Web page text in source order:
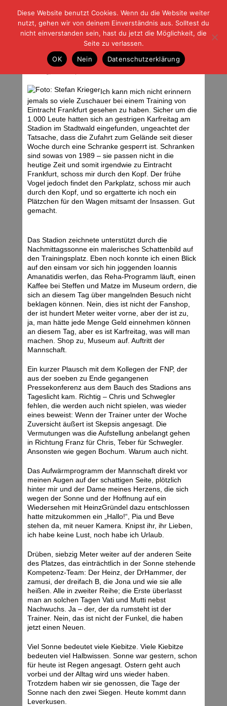
| | |BLOG-GFußball und der Rest
HOME|REGELN|IMPRESSUM |DATENSCHUTZ
03.04.10 Eintracht Frankfurt – Bayer
Leverkusen
Ich kann mich nicht erinnern
jemals so viele Zuschauer bei einem Training von
Eintracht Frankfurt gesehen zu haben. Sicher um die
1.000 Leute hatten sich an gestrigen Karfreitag am
Stadion im Stadtwald eingefunden, ungeachtet der
Tatsache, dass die Zufahrt zum Gelände seit dieser
Woche durch eine Schranke gesperrt ist. Schranken
sind sowas von 1989 – sie passen nicht in die
heutige Zeit und somit irgendwie zu Eintracht
Frankfurt, schoss mir durch den Kopf. Der frühe
Vogel jedoch findet den Parkplatz, schoss mir auch
durch den Kopf, und so ergatterte ich noch ein
Plätzchen für den Wagen mitsamt der Insassen. Gut
gemacht.
Das Stadion zeichnete unterstützt durch die
Nachmittagssonne ein malerisches Schattenbild auf
den Trainingsplatz. Eben noch konnte ich einen Blick
auf den einsam vor sich hin joggenden Ioannis
Amanatidis werfen, das Reha-Programm läuft, einen
Kaffee bei Steffen und Matze im Museum ordern, die
sich an diesem Tag über mangelnden Besuch nicht
beklagen können. Nein, dies ist nicht der Fanshop,
der ist hundert Meter weiter vorne, aber der ist zu,
ja, man hätte jede Menge Geld einnehmen können
an diesem Tag, aber es ist Karfreitag, was will man
machen. Shop zu, Museum auf. Auftritt der
Mannschaft.
Ein kurzer Plausch mit dem Kollegen der FNP, der
aus der soeben zu Ende gegangenen
Pressekonferenz aus dem Bauch des Stadions ans
Tageslicht kam. Richtig – Chris und Schwegler
fehlen, die werden auch nicht spielen, was wieder
eines beweist: Wenn der Trainer unter der Woche
Zuversicht äußert ist Skepsis angesagt. Die
Vermutungen was die Aufstellung anbelangt gehen
in Richtung Franz für Chris, Teber für Schwegler.
Ansonsten wie gegen Bochum. Warum auch nicht.
Das Aufwärmprogramm der Mannschaft direkt vor
meinen Augen auf der schattigen Seite, plötzlich
hinter mir und der Dame meines Herzens, die sich
wegen der Sonne und der Hoffnung auf ein
Wiedersehen mit HeinzGründel dazu entschlossen
hatte mitzukommen ein „Hallo!“, Pia und Beve
stehen da, mit neuer Kamera. Knipst ihr, ihr Lieben,
ich habe keine Lust, noch habe ich Urlaub.
Drüben, siebzig Meter weiter auf der anderen Seite
des Platzes, das einträchtlich in der Sonne stehende
Kompetenz-Team: Der Heinz, der DrHammer, der
zamusi, der dreifach B, die Jona und wie sie alle
heißen. Alle in zweiter Reihe; die Erste überlasst
man an solchen Tagen Vati und Mutti nebst
Nachwuchs. Ja – der, der da rumsteht ist der
Trainer. Nein, das ist nicht der Funkel, die haben
jetzt einen Neuen.
Viel Sonne bedeutet viele Kiebitze. Viele Kiebitze
bedeuten viel Halbwissen. Sonne war gestern, schon
für heute ist Regen angesagt. Ostern geht auch
vorbei und der Alltag wird uns wieder haben.
Trotzdem haben wir sie genossen, die Tage der
Sonne nach den zwei Siegen. Heute kommt dann
Leverkusen.
Diese Website benutzt Cookies. Wenn du die Website weiter
nutzt, gehen wir von deinem Einverständnis aus. Solltest du
nicht einverstanden sein, hast du jetzt die Möglichkeit, die
Seite zu verlassen.
OK
Nein Datenschutzerklärung